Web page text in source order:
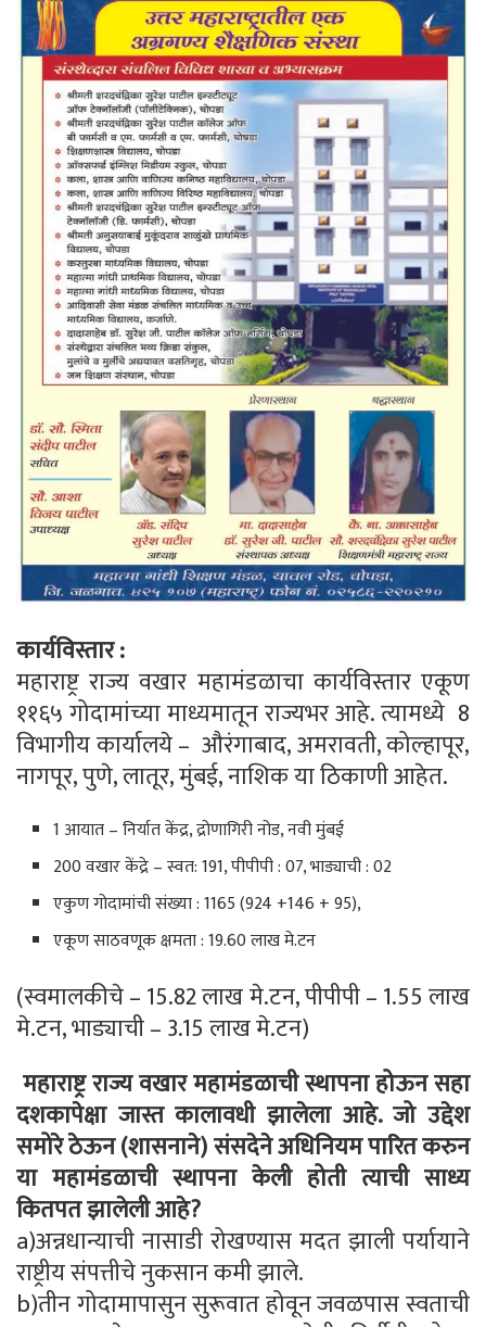
कार्यविस्तार :
महाराष्ट्र राज्य वखार महामंडळाचा कार्यविस्तार एकूण
११६५ गोदामांच्या माध्यमातून राज्यभर आहे. त्यामध्ये 8
विभागीय कार्यालये – औरंगाबाद, अमरावती, कोल्हापूर,
नागपूर, पुणे, लातूर, मुंबई, नाशिक या ठिकाणी आहेत.
1 आयात – निर्यात केंद्र, द्रोणागिरी नोड, नवी मुंबई
200 वखार केंद्रे – स्वत: 191, पीपीपी : 07, भाड्याची : 02
एकुण गोदामांची संख्या : 1165 (924 +146 + 95),
एकूण साठवणूक क्षमता : 19.60 लाख मे.टन
(स्वमालकीचे – 15.82 लाख मे.टन, पीपीपी – 1.55 लाख
मे.टन, भाड्याची – 3.15 लाख मे.टन)
महाराष्ट्र राज्य वखार महामंडळाची स्थापना होऊन सहा
दशकापेक्षा जास्त कालावधी झालेला आहे.जो उद्देश
समोरे ठेऊन(शासनाने)संसदेने अधिनियम पारित करुन
या महामंडळाची स्थापना केली होती त्याची साध्य
कितपत झालेली आहे?
a)अन्नधान्याची नासाडी रोखण्यास मदत झाली पर्यायाने
राष्ट्रीय संपत्तीचे नुकसान कमी झाले.
b)तीन गोदामापासुन सुरूवात होवून जवळपास स्वताची